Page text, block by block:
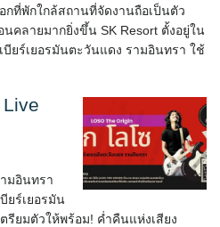
กที่พักใกล้สถานที่จัดงานถือเป็นตัว
คลายมากยิ่งขึ้น SK Resort ตั้งอยู่ใน
บียร์เยอรมันตะวันแดง รามอินทรา ใช้
Live
มอินทรา
ยร์เยอรมัน
รียมตัวให้พร้อม! ค่ำคืนแห่งเสียง